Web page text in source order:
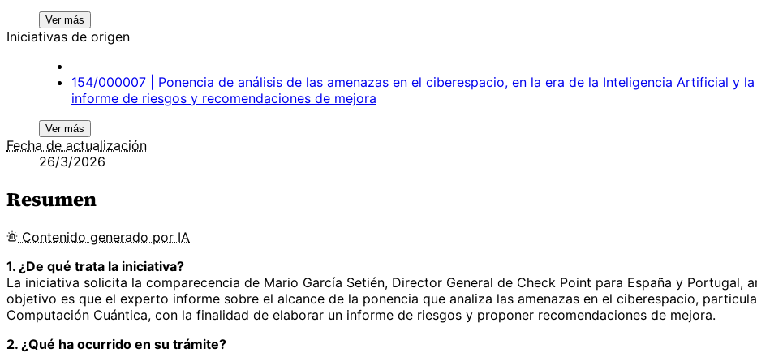
Ver más
Iniciativas de origen
154/000007 | Ponencia de análisis de las amenazas en el ciberespacio, en la era de la Inteligencia Artificial y
informe de riesgos y recomendaciones de mejora
Ver más
Fecha de actualización
26/3/2026
Resumen
Contenido generado por IA
1. ¿De qué trata la iniciativa?
La iniciativa solicita la comparecencia de Mario García Setién, Director General de Check Point para España y Portugal,
objetivo es que el experto informe sobre el alcance de la ponencia que analiza las amenazas en el ciberespacio,
Computación Cuántica, con la finalidad de elaborar un informe de riesgos y proponer recomendaciones de mejora.
2. ¿Qué ha ocurrido en su trámite?